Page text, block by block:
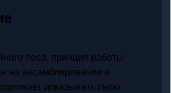
леса, принцип работы
на ансамблировании и
доказывать свою